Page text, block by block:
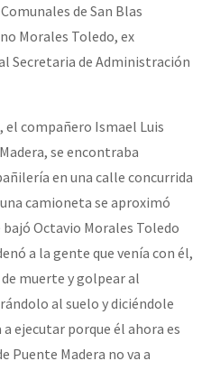
de San Blas
Morales Toledo, ex
Secretaria de Administración
el compañero Ismael Luis
se encontraba
en una calle concurrida
camioneta se aproximó
Octavio Morales Toledo
a la gente que venía con él,
muerte y golpear al
al suelo y diciéndole
ejecutar porque él ahora es
Puente Madera no va a